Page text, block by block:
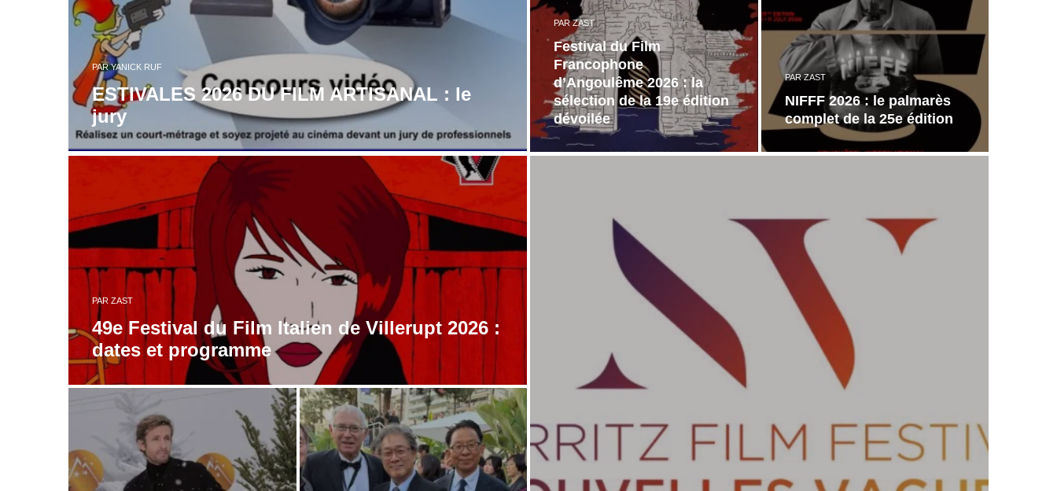
PARYANICK RUF
ESTIVALES 2026 DU FILM ARTISANAL : le
jury
PARZAST
Festival du Film
Francophone
d’Angoulême 2026 : la
sélection de la 19e édition
dévoilée
PARZAST
NIFFF 2026 : le palmarès
complet de la 25e édition
PAR ZAST
49e Festival du Film Italien de Villerupt 2026 :
dates et programme